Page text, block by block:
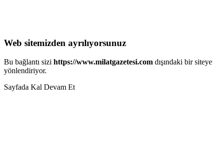
Web sitemizden ayrılıyorsunuz
Bu bağlantı sizi https://www.milatgazetesi.com dışındaki bir siteye
yönlendiriyor.
Sayfada Kal Devam Et